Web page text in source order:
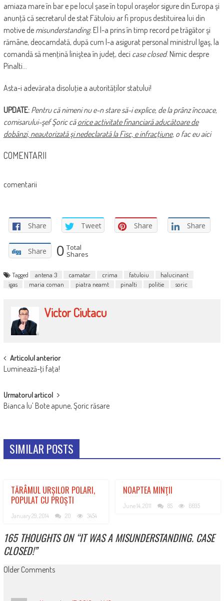
amiaza mare în bar e pe locul şase în topul oraşelor sigure din Europa şi
anunţă că secretarul de stat Fătuloiu ar fi propus destituirea lui din
motive de misunderstanding. El l-a prins în timp record pe trăgător şi
rămâne, deocamdată, după cum l-a asigurat personal ministrul Igaş, la
comandă să menţină liniştea în judeţ, deci case closed. Nimic despre
Pinalti…
Asta-i adevărata disoluţie a autorităţilor statului!
UPDATE: Pentru că nimeni nu e-n stare să-i explice, de la prânz încoace,
comisarului-şef Şoric căorice activitate financiară aducătoare de
dobânzi, neautorizată şi nedeclarată la Fisc, e infracţiune, o fac eu aici
COMENTARII
comentarii
Share Tweet Share Share
Share 0 Total
Shares
Tagged antena 3 camatar crima fatuloiu
halucinant
igas
maria coman piatra neamt pinalti politie soric
Victor Ciutacu
POST
NAVIGATION
Articolul anterior
Luminează-ţi faţa!
Urmatorul articol
Bianca lu’ Bote apune, Şoric răsare
SIMILAR POSTS
TĂRÂMUL URȘILOR POLARI,
POPULAT CU PROȘTI
January 29, 2014 20 3454
NOAPTEA MINŢII
June 14, 2011 85 6695
165 THOUGHTS ON “IT WAS A MISUNDERSTANDING. CASE
CLOSED!”
COMMENT
Older Comments